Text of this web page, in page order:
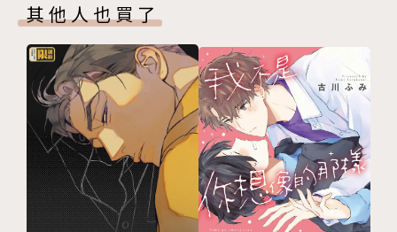
其他人也買了